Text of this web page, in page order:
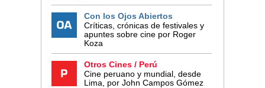
Con los Ojos Abiertos
Críticas, crónicas de festivales y
apuntes sobre cine por Roger
Koza
Otros Cines / Perú
Cine peruano y mundial, desde
Lima, por John Campos Gómez